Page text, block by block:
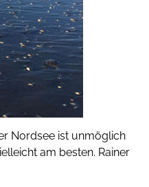
Nordsee ist unmöglich
am besten. Rainer